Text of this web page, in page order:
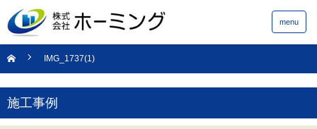
menu
IMG_1737(1)
施工事例